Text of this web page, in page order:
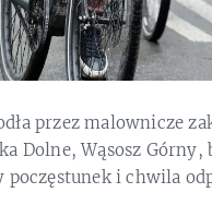
przez malownicze
Dolne, Wąsosz Górny,
poczęstunek i chwila